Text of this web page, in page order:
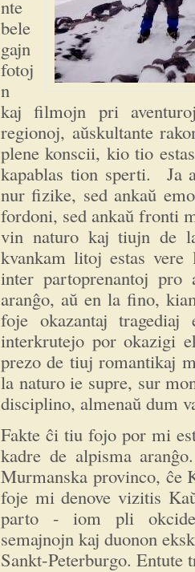
nte
bele
gajn
fotoj
n
kaj filmojn pri
regionoj, aŭskultante
plene konscii, kio tio
kapablas tion sperti. Ja
nur fizike, sed ankaŭ
fordoni, sed ankaŭ fronti
vin naturo kaj tiujn de
kvankam litoj estas vere
inter partoprenantoj pro
aranĝo, aŭ en la fino,
foje okazantaj
interkrutejo por okazigi
prezo de tiuj romantikaj
la naturo ie supre, sur
disciplino, almenaŭ dum
Fakte ĉi tiu fojo por mi
kadre de alpisma
Murmanska provinco, ĉe
foje mi denove vizitis
parto - iom pli
semajnojn kaj duonon
Sankt-Peterburgo. Entute